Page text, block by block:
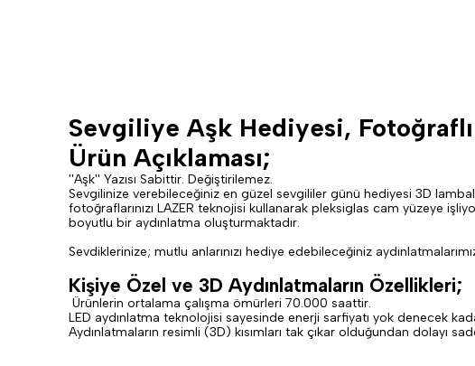
Sevgiliye Aşk Hediyesi,
Ürün Açıklaması;
''Aşk'' Yazısı Sabittir. Değiştirilemez.
Sevgilinize verebileceğiniz en güzel sevgililer günü hediyesi 3D
fotoğraflarınızı LAZER teknojisi kullanarak pleksiglas cam yüzeye
boyutlu bir aydınlatma oluşturmaktadır.
Sevdiklerinize; mutlu anlarınızı hediye edebileceğiniz aydınlatmalarımız
Kişiye Özel ve 3D Aydınlatmaların Özellikleri;
Ürünlerin ortalama çalışma ömürleri 70.000 saattir.
LED aydınlatma teknolojisi sayesinde enerji sarfiyatı yok denecek
Aydınlatmaların resimli (3D) kısımları tak çıkar olduğundan dolayı